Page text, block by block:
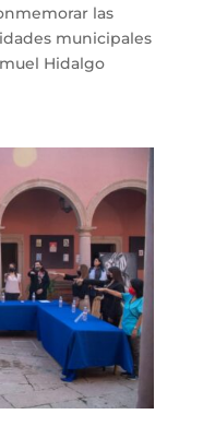
las
municipales
Hidalgo